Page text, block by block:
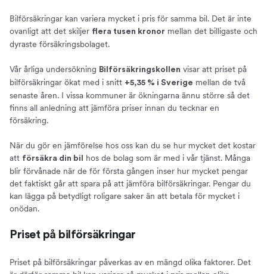
Bilförsäkringar kan variera mycket i pris för samma bil. Det är inte
ovanligt att det skiljer flera tusen kronor mellan det billigaste och
dyraste försäkringsbolaget.
Vår årliga undersökning Bilförsäkringskollen visar att priset på
bilförsäkringar ökat med i snitt +5,35 % i Sverige mellan de två
senaste åren. I vissa kommuner är ökningarna ännu större så det
finns all anledning att jämföra priser innan du tecknar en
försäkring.
När du gör en jämförelse hos oss kan du se hur mycket det kostar
att försäkra din bil
hos de bolag som är med i vår tjänst. Många
blir förvånade när de för första gången inser hur mycket pengar
det faktiskt går att spara på att jämföra bilförsäkringar. Pengar du
kan lägga på betydligt roligare saker än att betala för mycket i
onödan.
Priset på bilförsäkringar
Priset på bilförsäkringar påverkas av en mängd olika faktorer. Det